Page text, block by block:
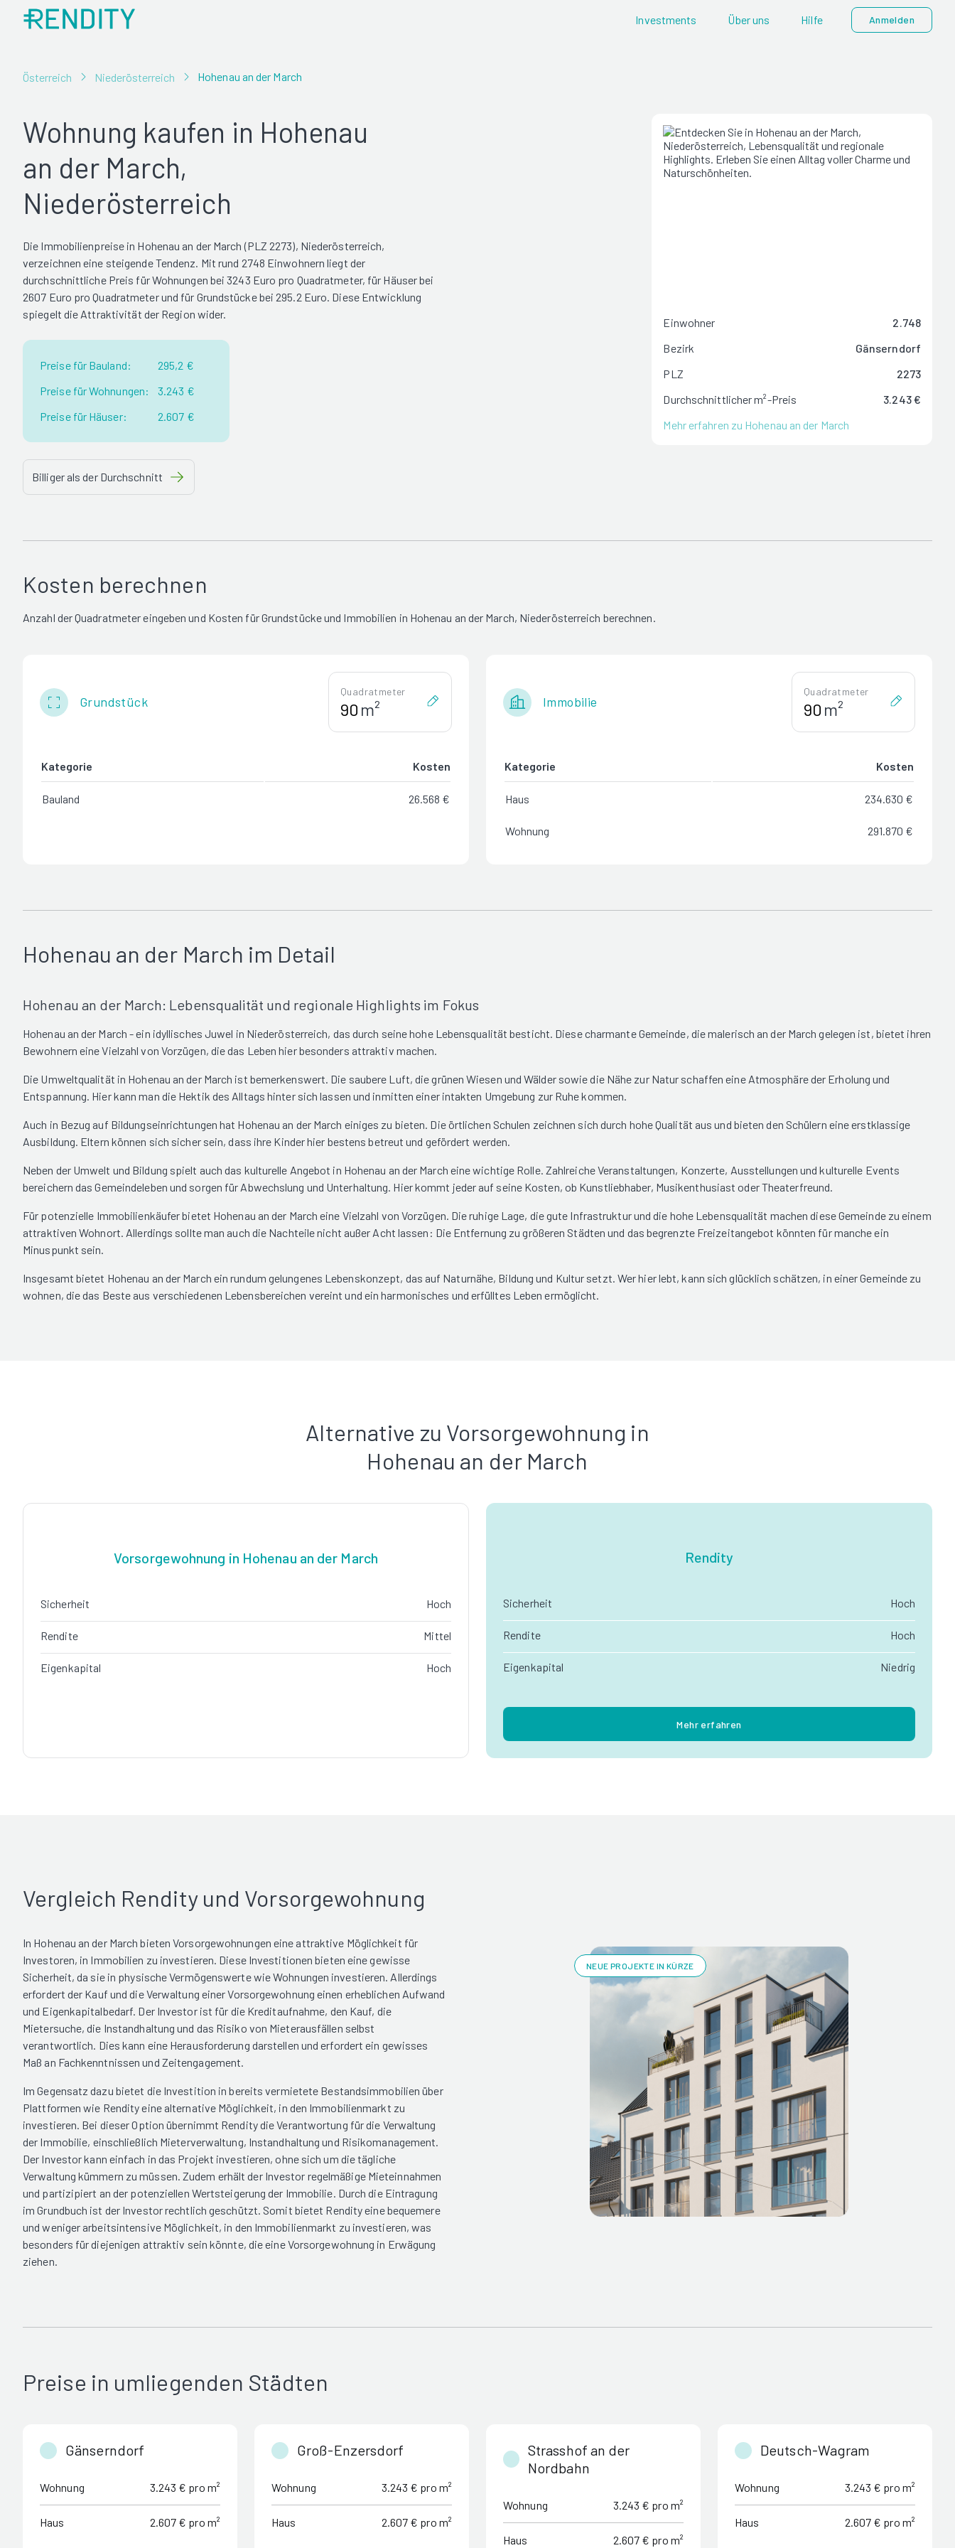
Investments Über uns Hilfe Anmelden
Österreich Niederösterreich Hohenau an der March
Wohnung kaufen in Hohenau
an der March,
Niederösterreich
Die Immobilienpreise in Hohenau an der March (PLZ 2273), Niederösterreich,
verzeichnen eine steigende Tendenz. Mit rund 2748 Einwohnern liegt der
durchschnittliche Preis für Wohnungen bei 3243 Euro pro Quadratmeter, für Häuser bei
2607 Euro pro Quadratmeter und für Grundstücke bei 295.2 Euro. Diese Entwicklung
spiegelt die Attraktivität der Region wider.
Preise für Bauland:
295,2 €
Preise für Wohnungen:
3.243 €
Preise für Häuser:
2.607 €
Billiger als der Durchschnitt
Einwohner
2.748
Bezirk
Gänserndorf
PLZ
2273
Durchschnittlicher m²-Preis
3.243 €
Mehr erfahren zu Hohenau an der March
Kosten berechnen
Anzahl der Quadratmeter eingeben und Kosten für Grundstücke und Immobilien in Hohenau an der March, Niederösterreich berechnen.
Grundstück
Quadratmeter
m²
Kategorie Kosten
Bauland 26.568 €
Immobilie
Quadratmeter
m²
Kategorie Kosten
Haus 234.630 €
Wohnung 291.870 €
Hohenau an der March im Detail
Hohenau an der March: Lebensqualität und regionale Highlights im Fokus
Hohenau an der March - ein idyllisches Juwel in Niederösterreich, das durch seine hohe Lebensqualität besticht. Diese charmante Gemeinde, die malerisch an der March gelegen ist, bietet ihren
Bewohnern eine Vielzahl von Vorzügen, die das Leben hier besonders attraktiv machen.
Die Umweltqualität in Hohenau an der March ist bemerkenswert. Die saubere Luft, die grünen Wiesen und Wälder sowie die Nähe zur Natur schaffen eine Atmosphäre der Erholung und
Entspannung. Hier kann man die Hektik des Alltags hinter sich lassen und inmitten einer intakten Umgebung zur Ruhe kommen.
Auch in Bezug auf Bildungseinrichtungen hat Hohenau an der March einiges zu bieten. Die örtlichen Schulen zeichnen sich durch hohe Qualität aus und bieten den Schülern eine erstklassige
Ausbildung. Eltern können sich sicher sein, dass ihre Kinder hier bestens betreut und gefördert werden.
Neben der Umwelt und Bildung spielt auch das kulturelle Angebot in Hohenau an der March eine wichtige Rolle. Zahlreiche Veranstaltungen, Konzerte, Ausstellungen und kulturelle Events
bereichern das Gemeindeleben und sorgen für Abwechslung und Unterhaltung. Hier kommt jeder auf seine Kosten, ob Kunstliebhaber, Musikenthusiast oder Theaterfreund.
Für potenzielle Immobilienkäufer bietet Hohenau an der March eine Vielzahl von Vorzügen. Die ruhige Lage, die gute Infrastruktur und die hohe Lebensqualität machen diese Gemeinde zu einem
attraktiven Wohnort. Allerdings sollte man auch die Nachteile nicht außer Acht lassen: Die Entfernung zu größeren Städten und das begrenzte Freizeitangebot könnten für manche ein
Minuspunkt sein.
Insgesamt bietet Hohenau an der March ein rundum gelungenes Lebenskonzept, das auf Naturnähe, Bildung und Kultur setzt. Wer hier lebt, kann sich glücklich schätzen, in einer Gemeinde zu
wohnen, die das Beste aus verschiedenen Lebensbereichen vereint und ein harmonisches und erfülltes Leben ermöglicht.
Alternative zu Vorsorgewohnung in
Hohenau an der March
Vorsorgewohnung in Hohenau an der March
Sicherheit Hoch
Rendite Mittel
Eigenkapital Hoch
Rendity
Sicherheit Hoch
Rendite Hoch
Eigenkapital Niedrig
Mehr erfahren
Vergleich Rendity und Vorsorgewohnung
In Hohenau an der March bieten Vorsorgewohnungen eine attraktive Möglichkeit für
Investoren, in Immobilien zu investieren. Diese Investitionen bieten eine gewisse
Sicherheit, da sie in physische Vermögenswerte wie Wohnungen investieren. Allerdings
erfordert der Kauf und die Verwaltung einer Vorsorgewohnung einen erheblichen Aufwand
und Eigenkapitalbedarf. Der Investor ist für die Kreditaufnahme, den Kauf, die
Mietersuche, die Instandhaltung und das Risiko von Mieterausfällen selbst
verantwortlich. Dies kann eine Herausforderung darstellen und erfordert ein gewisses
Maß an Fachkenntnissen und Zeitengagement.
Im Gegensatz dazu bietet die Investition in bereits vermietete Bestandsimmobilien über
Plattformen wie Rendity eine alternative Möglichkeit, in den Immobilienmarkt zu
investieren. Bei dieser Option übernimmt Rendity die Verantwortung für die Verwaltung
der Immobilie, einschließlich Mieterverwaltung, Instandhaltung und Risikomanagement.
Der Investor kann einfach in das Projekt investieren, ohne sich um die tägliche
Verwaltung kümmern zu müssen. Zudem erhält der Investor regelmäßige Mieteinnahmen
und partizipiert an der potenziellen Wertsteigerung der Immobilie. Durch die Eintragung
im Grundbuch ist der Investor rechtlich geschützt. Somit bietet Rendity eine bequemere
und weniger arbeitsintensive Möglichkeit, in den Immobilienmarkt zu investieren, was
besonders für diejenigen attraktiv sein könnte, die eine Vorsorgewohnung in Erwägung
ziehen.
NEUE PROJEKTE IN KÜRZE
Preise in umliegenden Städten
Gänserndorf
Wohnung 3.243 € pro m²
Haus 2.607 € pro m²
Groß-Enzersdorf
Wohnung 3.243 € pro m²
Haus 2.607 € pro m²
Strasshof an der
Nordbahn
Wohnung 3.243 € pro m²
Haus 2.607 € pro m²
Deutsch-Wagram
Wohnung 3.243 € pro m²
Haus 2.607 € pro m²